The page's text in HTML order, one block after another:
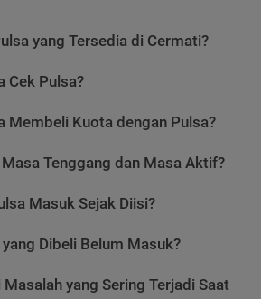
yang Tersedia di Cermati?
Cek Pulsa?
Membeli Kuota dengan Pulsa?
Tenggang dan Masa Aktif?
Masuk Sejak Diisi?
Dibeli Belum Masuk?
yang Sering Terjadi Saat